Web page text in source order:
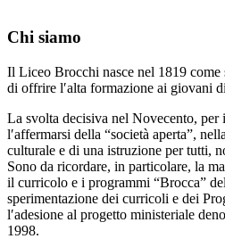
Chi siamo
Il Liceo Brocchi nasce nel 1819
di offrire l′alta formazione ai giovani
La svolta decisiva nel Novecento,
l′affermarsi della “società aperta”,
culturale e di una istruzione per tutti,
Sono da ricordare, in particolare, la
il curricolo e i programmi “Brocca”
sperimentazione dei curricoli e dei
l′adesione al progetto ministeriale
1998.